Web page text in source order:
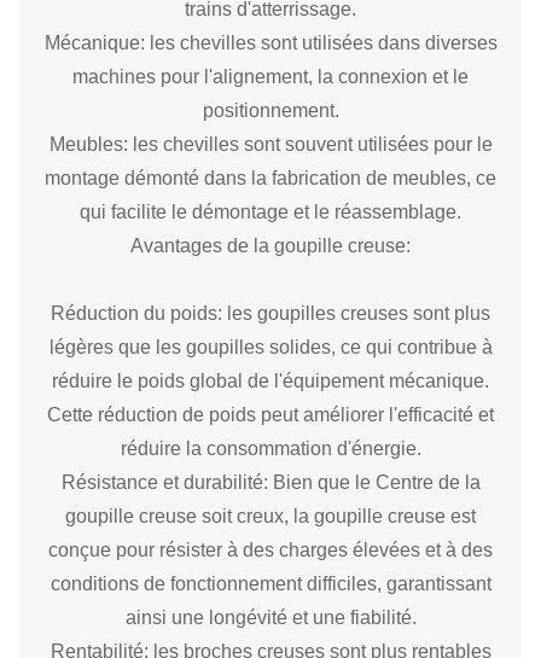
trains d'atterrissage.
Mécanique: les chevilles sont utilisées dans diverses
machines pour l'alignement, la connexion et le
positionnement.
Meubles: les chevilles sont souvent utilisées pour le
montage démonté dans la fabrication de meubles, ce
qui facilite le démontage et le réassemblage.
Avantages de la goupille creuse:
Réduction du poids: les goupilles creuses sont plus
légères que les goupilles solides, ce qui contribue à
réduire le poids global de l'équipement mécanique.
Cette réduction de poids peut améliorer l'efficacité et
réduire la consommation d'énergie.
Résistance et durabilité: Bien que le Centre de la
goupille creuse soit creux, la goupille creuse est
conçue pour résister à des charges élevées et à des
conditions de fonctionnement difficiles, garantissant
ainsi une longévité et une fiabilité.
Rentabilité: les broches creuses sont plus rentables